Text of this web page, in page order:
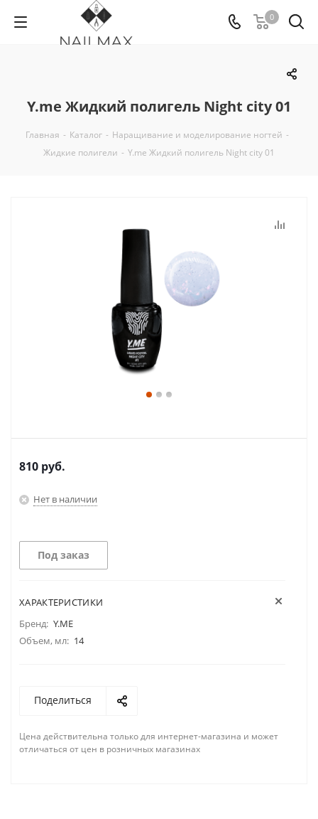
0
Y.me Жидкий полигель Night city 01
Главная - Каталог - Наращивание и моделирование ногтей -
Жидкие полигели - Y.me Жидкий полигель Night city 01
810 руб.
Нет в наличии
Под заказ
ХАРАКТЕРИСТИКИ
Бренд: Y.ME
Объем, мл: 14
Поделиться
Цена действительна только для интернет-магазина и может
отличаться от цен в розничных магазинах